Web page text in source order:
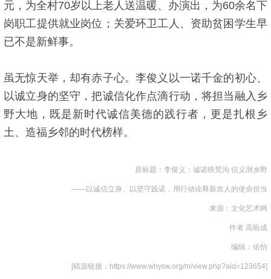
元，为全村70岁以上老人送温暖、办演出，为60余名下
岗职工提供就业岗位；关爱环卫工人、资助贫困学生早
已不是新鲜事。
虽无惊天举，却有赤子心。李俊义以一诺千金的初心、
以诚立身的坚守，把诚信化作点滴行动，将担当融入乡
野大地，既是新时代诚信美德的践行者，更是扎根乡
土、造福乡邻的时代榜样。
原标题：李俊义：诚诺映荒沟 信义润乡野
——以诚信立身、以坚守践诺，用行动诠释新农人的使命担当
来源：文化艺术网
作者 高盼成
编辑：佑怡
[稿源链接：https://www.whysw.org/m/view.php?aid=123654]